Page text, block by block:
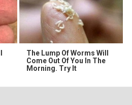
The Lump Of Worms Will
Come Out Of You In The
Morning. Try It